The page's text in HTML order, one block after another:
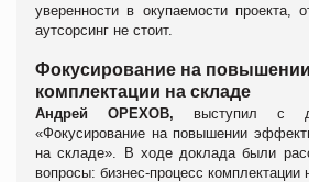
уверенности в окупаемости проекта,
аутсорсинг не стоит.
Фокусирование на
комплектации на складе
Андрей ОРЕХОВ, выступил с
«Фокусирование на повышении
на складе». В ходе доклада были
вопросы: бизнес-процесс комплектации